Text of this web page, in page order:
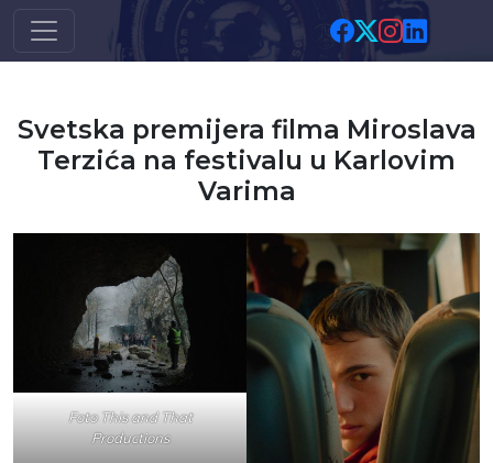
Skip to main content
Svetska premijera filma Miroslava
Terzića na festivalu u Karlovim
Varima
Foto This and That
Productions